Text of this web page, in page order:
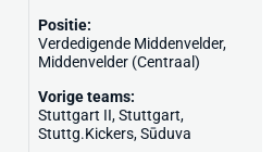
Positie:
Verdedigende Middenvelder,
Middenvelder (Centraal)
Vorige teams:
Stuttgart II,Stuttgart,
Stuttg.Kickers,Sūduva